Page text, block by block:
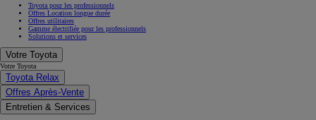
Toyota pour les professionnels
Offres Location longue durée
Offres utilitaires
Gamme électrifiée pour les professionnels
Solutions et services
Votre Toyota
Votre Toyota
Toyota Relax
Offres Après-Vente
Entretien & Services